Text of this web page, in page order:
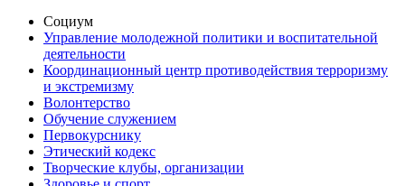
Социум
Управление молодежной политики и воспитательной
деятельности
Координационный центр противодействия терроризму
и экстремизму
Волонтерство
Обучение служением
Первокурснику
Этический кодекс
Творческие клубы, организации